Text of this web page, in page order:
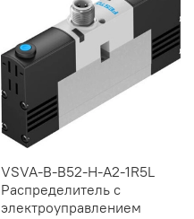
VSVA-B-B52-H-A2-1R5L
Распределитель с
электроуправлением